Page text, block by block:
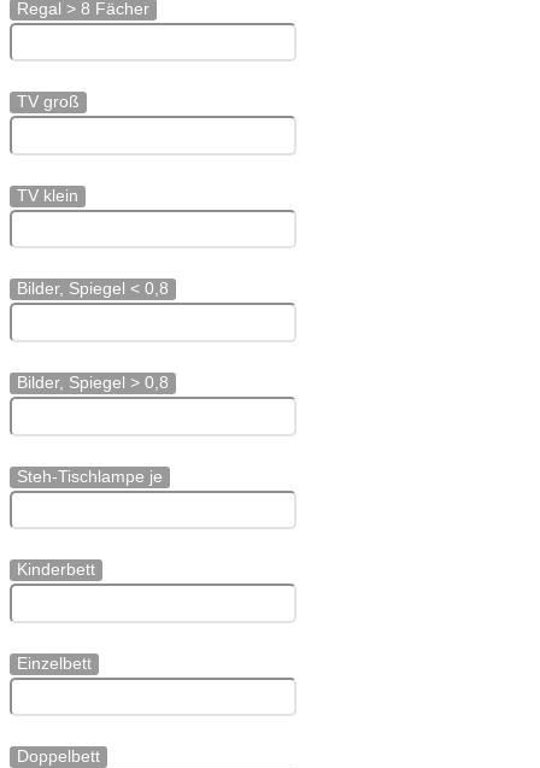
Regal > 8 Fächer
TV groß
TV klein
Bilder, Spiegel < 0,8
Bilder, Spiegel > 0,8
Steh-Tischlampe je
Kinderbett
Einzelbett
Doppelbett